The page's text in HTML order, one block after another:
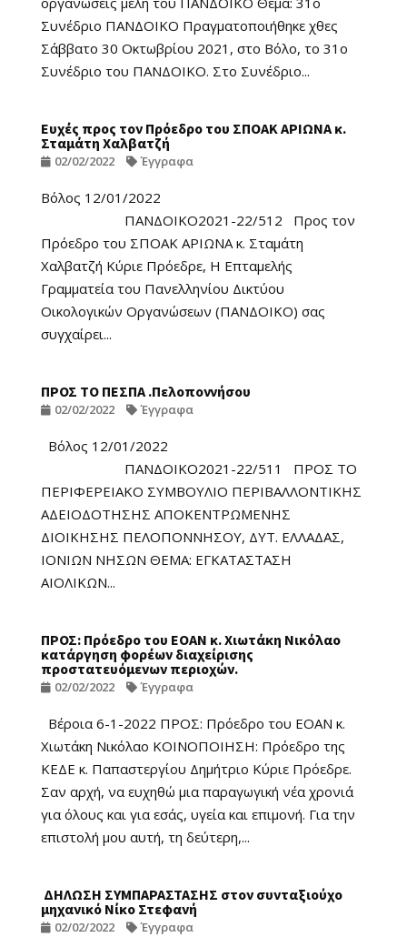
Συνέδριο ΠΑΝΔΟΙΚΟ Πραγματοποιήθηκε χθες
Σάββατο 30 Οκτωβρίου 2021, στο Βόλο, το 31ο
Συνέδριο του ΠΑΝΔΟΙΚΟ. Στο Συνέδριο...
Ευχές προς τον Πρόεδρο του ΣΠΟΑΚ ΑΡΙΩΝΑ κ.
Σταμάτη Χαλβατζή
02/02/2022 Έγγραφα
Βόλος 12/01/2022
ΠΑΝΔΟΙΚΟ2021-22/512 Προς τον
Πρόεδρο του ΣΠΟΑΚ ΑΡΙΩΝΑ κ. Σταμάτη
Χαλβατζή Κύριε Πρόεδρε, Η Επταμελής
Γραμματεία του Πανελληνίου Δικτύου
Οικολογικών Οργανώσεων (ΠΑΝΔΟΙΚΟ) σας
συγχαίρει...
ΠΡΟΣ ΤΟ ΠΕΣΠΑ .Πελοποννήσου
02/02/2022 Έγγραφα
Βόλος 12/01/2022
ΠΑΝΔΟΙΚΟ2021-22/511 ΠΡΟΣ ΤΟ
ΠΕΡΙΦΕΡΕΙΑΚΟ ΣΥΜΒΟΥΛΙΟ ΠΕΡΙΒΑΛΛΟΝΤΙΚΗΣ
ΑΔΕΙΟΔΟΤΗΣΗΣ ΑΠΟΚΕΝΤΡΩΜΕΝΗΣ
ΔΙΟΙΚΗΣΗΣ ΠΕΛΟΠΟΝΝΗΣΟΥ, ΔΥΤ. ΕΛΛΑΔΑΣ,
ΙΟΝΙΩΝ ΝΗΣΩΝ ΘΕΜΑ: ΕΓΚΑΤΑΣΤΑΣΗ
ΑΙΟΛΙΚΩΝ...
ΠΡΟΣ: Πρόεδρο του ΕΟΑΝ κ. Χιωτάκη Νικόλαο
κατάργηση φορέων διαχείρισης
προστατευόμενων περιοχών.
02/02/2022 Έγγραφα
Βέροια 6-1-2022 ΠΡΟΣ: Πρόεδρο του ΕΟΑΝ κ.
Χιωτάκη Νικόλαο ΚΟΙΝΟΠΟΙΗΣΗ: Πρόεδρο της
ΚΕΔΕ κ. Παπαστεργίου Δημήτριο Κύριε Πρόεδρε.
Σαν αρχή, να ευχηθώ μια παραγωγική νέα χρονιά
για όλους και για εσάς, υγεία και επιμονή. Για την
επιστολή μου αυτή, τη δεύτερη,...
ΔΗΛΩΣΗ ΣΥΜΠΑΡΑΣΤΑΣΗΣ στον συνταξιούχο
μηχανικό Νίκο Στεφανή
02/02/2022 Έγγραφα